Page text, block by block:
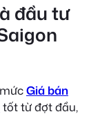
đầu tư
Giá bán
tốt từ đợt đầu,